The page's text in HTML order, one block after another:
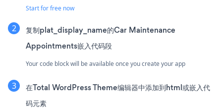
Start for free now
复制plat_display_name的Car Maintenance
Appointments嵌入代码段
Your code block will be available once you create your app
在Total WordPress Theme编辑器中添加到html或嵌入代
码元素